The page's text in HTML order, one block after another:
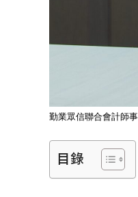
勤業眾信聯合會計師
目錄